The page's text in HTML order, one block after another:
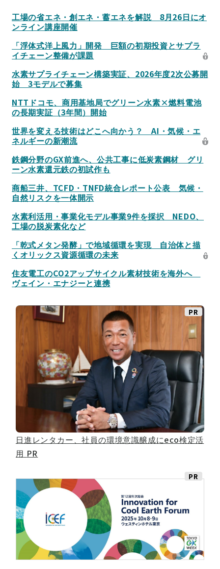
工場の省エネ・創エネ・蓄エネを解説 8月26日にオ
ンライン講座開催
「浮体式洋上風力」開発 巨額の初期投資とサプラ
イチェーン整備が課題
水素サプライチェーン構築実証、2026年度2次公募開
始 3モデルで募集
NTTドコモ、商用基地局でグリーン水素×燃料電池
の長期実証（3年間）開始
世界を変える技術はどこへ向かう？ AI・気候・エ
ネルギーの新潮流
鉄鋼分野のGX前進へ、公共工事に低炭素鋼材 グリ
ーン水素還元鉄の初試作も
商船三井、TCFD・TNFD統合レポート公表 気候・
自然リスクを一体開示
水素利活用・事業化モデル事業9件を採択 NEDO、
工場の脱炭素化など
「乾式メタン発酵」で地域循環を実現 自治体と描
くオリックス資源循環の未来
住友電工のCO2アップサイクル素材技術を海外へ
ヴェイン・エナジーと連携
PR
日進レンタカー、社員の環境意識醸成にeco検定活
用 PR
PR